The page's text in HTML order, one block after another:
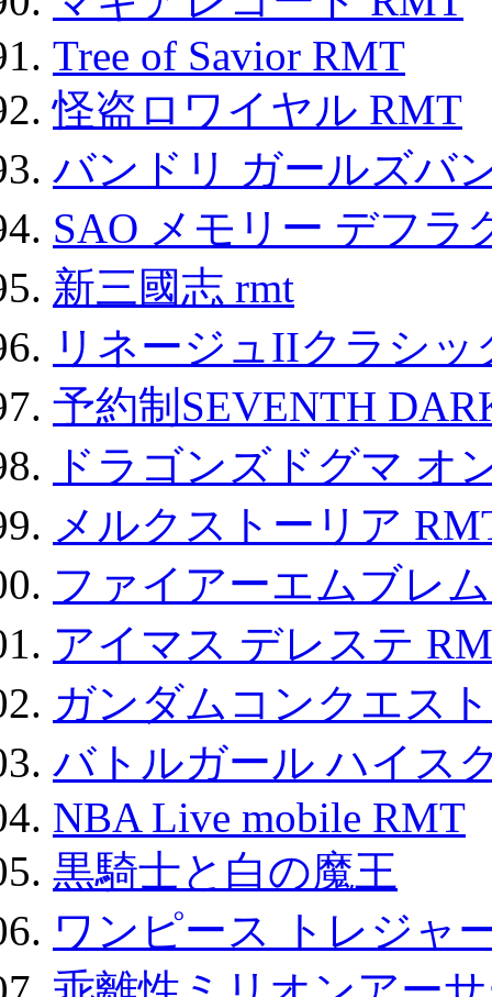
Tree of Savior RMT
怪盗ロワイヤル RMT
バンドリ ガールズバ
SAO メモリー デフラ
新三國志 rmt
リネージュIIクラシ
予約制SEVENTH
ドラゴンズドグマ オ
メルクストーリア
ファイアーエムブレ
アイマス デレステ
ガンダムコンクエスト
バトルガール ハイス
NBA Live mobile RMT
黒騎士と白の魔王
ワンピース トレジャ